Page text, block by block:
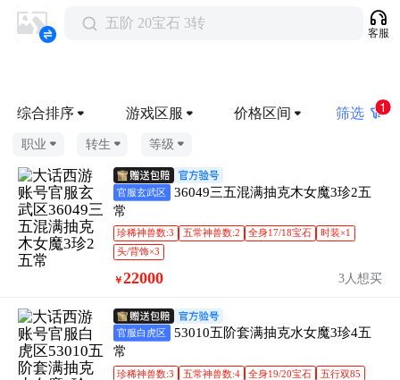
五阶 20宝石 3转
客服
综合排序 游戏区服 价格区间 筛选 1
职业 转生 等级
官服玄武区
36049三五混满抽克木女魔3珍2五
常
珍稀神兽数:3 五常神兽数:2 全身17/18宝石
时装×1
头/背饰×3
￥22000 3人想买
官服白虎区
53010五阶套满抽克水女魔3珍4五
常
珍稀神兽数:3 五常神兽数:4 全身19/20宝石
五行双85